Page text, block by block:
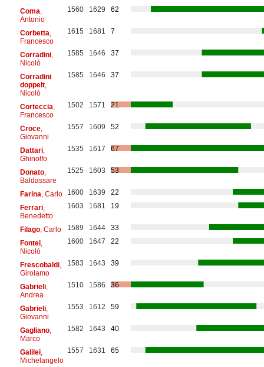
Coma
Antonio
1560 1629 62
Corbetta
Francesco
1615 1681 7
Corradini,
Nicolò
1585 1646 37
Corradini
doppelt,
Nicolò
1585 1646 37
Corteccia
Francesco
1502 1571 21
Croce,
Giovanni
1557 1609 52
Dattari,
Ghinolfo
1535 1617 67
Donato,
Baldassare
1525 1603 53
Farina , Carlo 1600 1639
22
Ferrari,
Benedetto
1603 1681 19
Filago, Carlo 1589 1644
33
Fontei,
Nicolò
1600 1647 22
Frescobaldi,
Girolamo
1583 1643 39
Gabrieli,
Andrea
1510 1586 36
Gabrieli,
Giovanni
1553 1612 59
Gagliano,
Marco
1582 1643 40
Galilei,
Michelangelo
1557 1631 65